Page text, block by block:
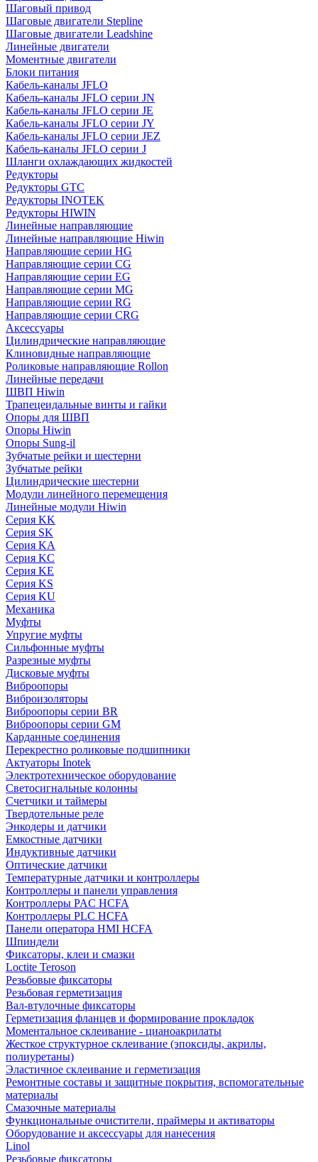
Шаговый привод
Шаговые двигатели Stepline
Шаговые двигатели Leadshine
Линейные двигатели
Моментные двигатели
Блоки питания
Кабель-каналы JFLO
Кабель-каналы JFLO серии JN
Кабель-каналы JFLO серии JE
Кабель-каналы JFLO серии JY
Кабель-каналы JFLO серии JEZ
Кабель-каналы JFLO серии J
Шланги охлаждающих жидкостей
Редукторы
Редукторы GTC
Редукторы INOTEK
Редукторы HIWIN
Линейные направляющие
Линейные направляющие Hiwin
Направляющие серии HG
Направляющие серии CG
Направляющие серии EG
Направляющие серии MG
Направляющие серии RG
Направляющие серии CRG
Аксессуары
Цилиндрические направляющие
Клиновидные направляющие
Роликовые направляющие Rollon
Линейные передачи
ШВП Hiwin
Трапецеидальные винты и гайки
Опоры для ШВП
Опоры Hiwin
Опоры Sung-il
Зубчатые рейки и шестерни
Зубчатые рейки
Цилиндрические шестерни
Модули линейного перемещения
Линейные модули Hiwin
Серия KK
Серия SK
Серия KA
Серия KC
Серия KE
Серия KS
Серия KU
Механика
Муфты
Упругие муфты
Сильфонные муфты
Разрезные муфты
Дисковые муфты
Виброопоры
Виброизоляторы
Виброопоры серии BR
Виброопоры серии GM
Карданные соединения
Перекрестно роликовые подшипники
Актуаторы Inotek
Электротехническое оборудование
Светосигнальные колонны
Счетчики и таймеры
Твердотельные реле
Энкодеры и датчики
Емкостные датчики
Индуктивные датчики
Оптические датчики
Температурные датчики и контроллеры
Контроллеры и панели управления
Контроллеры PAC HCFA
Контроллеры PLC HCFA
Панели оператора HMI HCFA
Шпиндели
Фиксаторы, клеи и смазки
Loctite Teroson
Резьбовые фиксаторы
Резьбовая герметизация
Вал-втулочные фиксаторы
Герметизация фланцев и формирование прокладок
Моментальное склеивание - цианоакрилаты
Жесткое структурное склеивание (эпоксиды, акрилы,
полиуретаны)
Эластичное склеивание и герметизация
Ремонтные составы и защитные покрытия, вспомогательные
материалы
Смазочные материалы
Функциональные очистители, праймеры и активаторы
Оборудование и аксессуары для нанесения
Linol
Резьбовые фиксаторы